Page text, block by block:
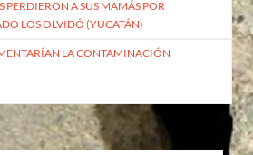
PERDIERON A SUS MAMÁS POR
LOS OLVIDÓ (YUCATÁN)
LA CONTAMINACIÓN